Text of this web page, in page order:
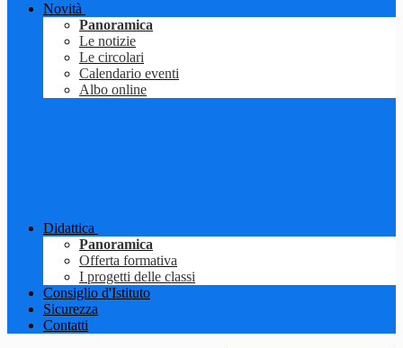
Novità
Panoramica
Le notizie
Le circolari
Calendario eventi
Albo online
Didattica
Panoramica
Offerta formativa
I progetti delle classi
Consiglio d'Istituto
Sicurezza
Contatti